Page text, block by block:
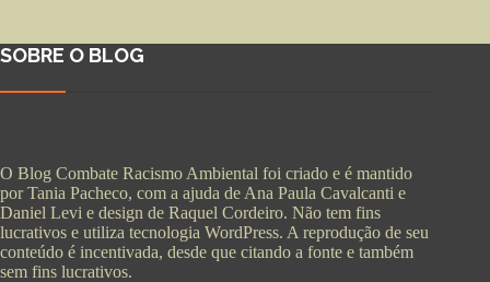
SOBRE O BLOG
O Blog Combate Racismo Ambiental foi criado e é mantido
por Tania Pacheco, com a ajuda de Ana Paula Cavalcanti e
Daniel Levi e design de Raquel Cordeiro. Não tem fins
lucrativos e utiliza tecnologia WordPress. A reprodução de seu
conteúdo é incentivada, desde que citando a fonte e também
sem fins lucrativos.